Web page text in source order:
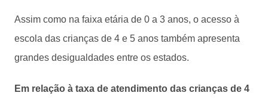
Assim como na faixa etária de 0 a 3 anos, o acesso à
escola das crianças de 4 e 5 anos também apresenta
grandes desigualdades entre os estados.
Em relação à taxa de atendimento das crianças de 4